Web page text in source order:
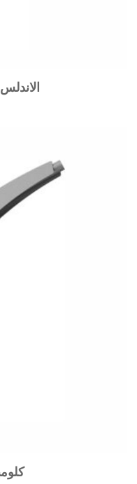
Andaloussia الاندلس
Colombe كلومبغ